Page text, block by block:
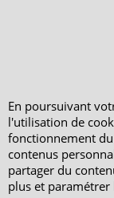
En poursuivant
l'utilisation de
fonctionnement
contenus
partager du
plus et paramétrer